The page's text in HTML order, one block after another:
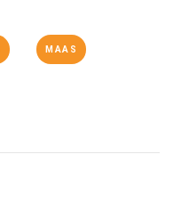
MAAS